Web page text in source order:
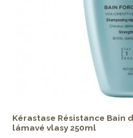
Kérastase Résistance Bain
lámavé vlasy 250ml